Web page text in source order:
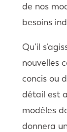
de nos
besoins
Qu’il
nouvelles
concis ou
détail est
modèles
donnera